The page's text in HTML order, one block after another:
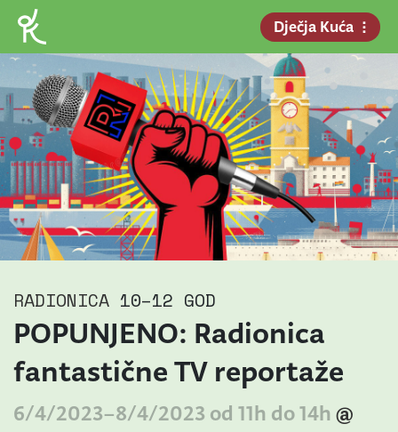
Dječja Kuća
RADIONICA 10–12 GOD
POPUNJENO: Radionica
fantastične TV reportaže
6/4/2023–8/4/2023 od 11h do 14h @